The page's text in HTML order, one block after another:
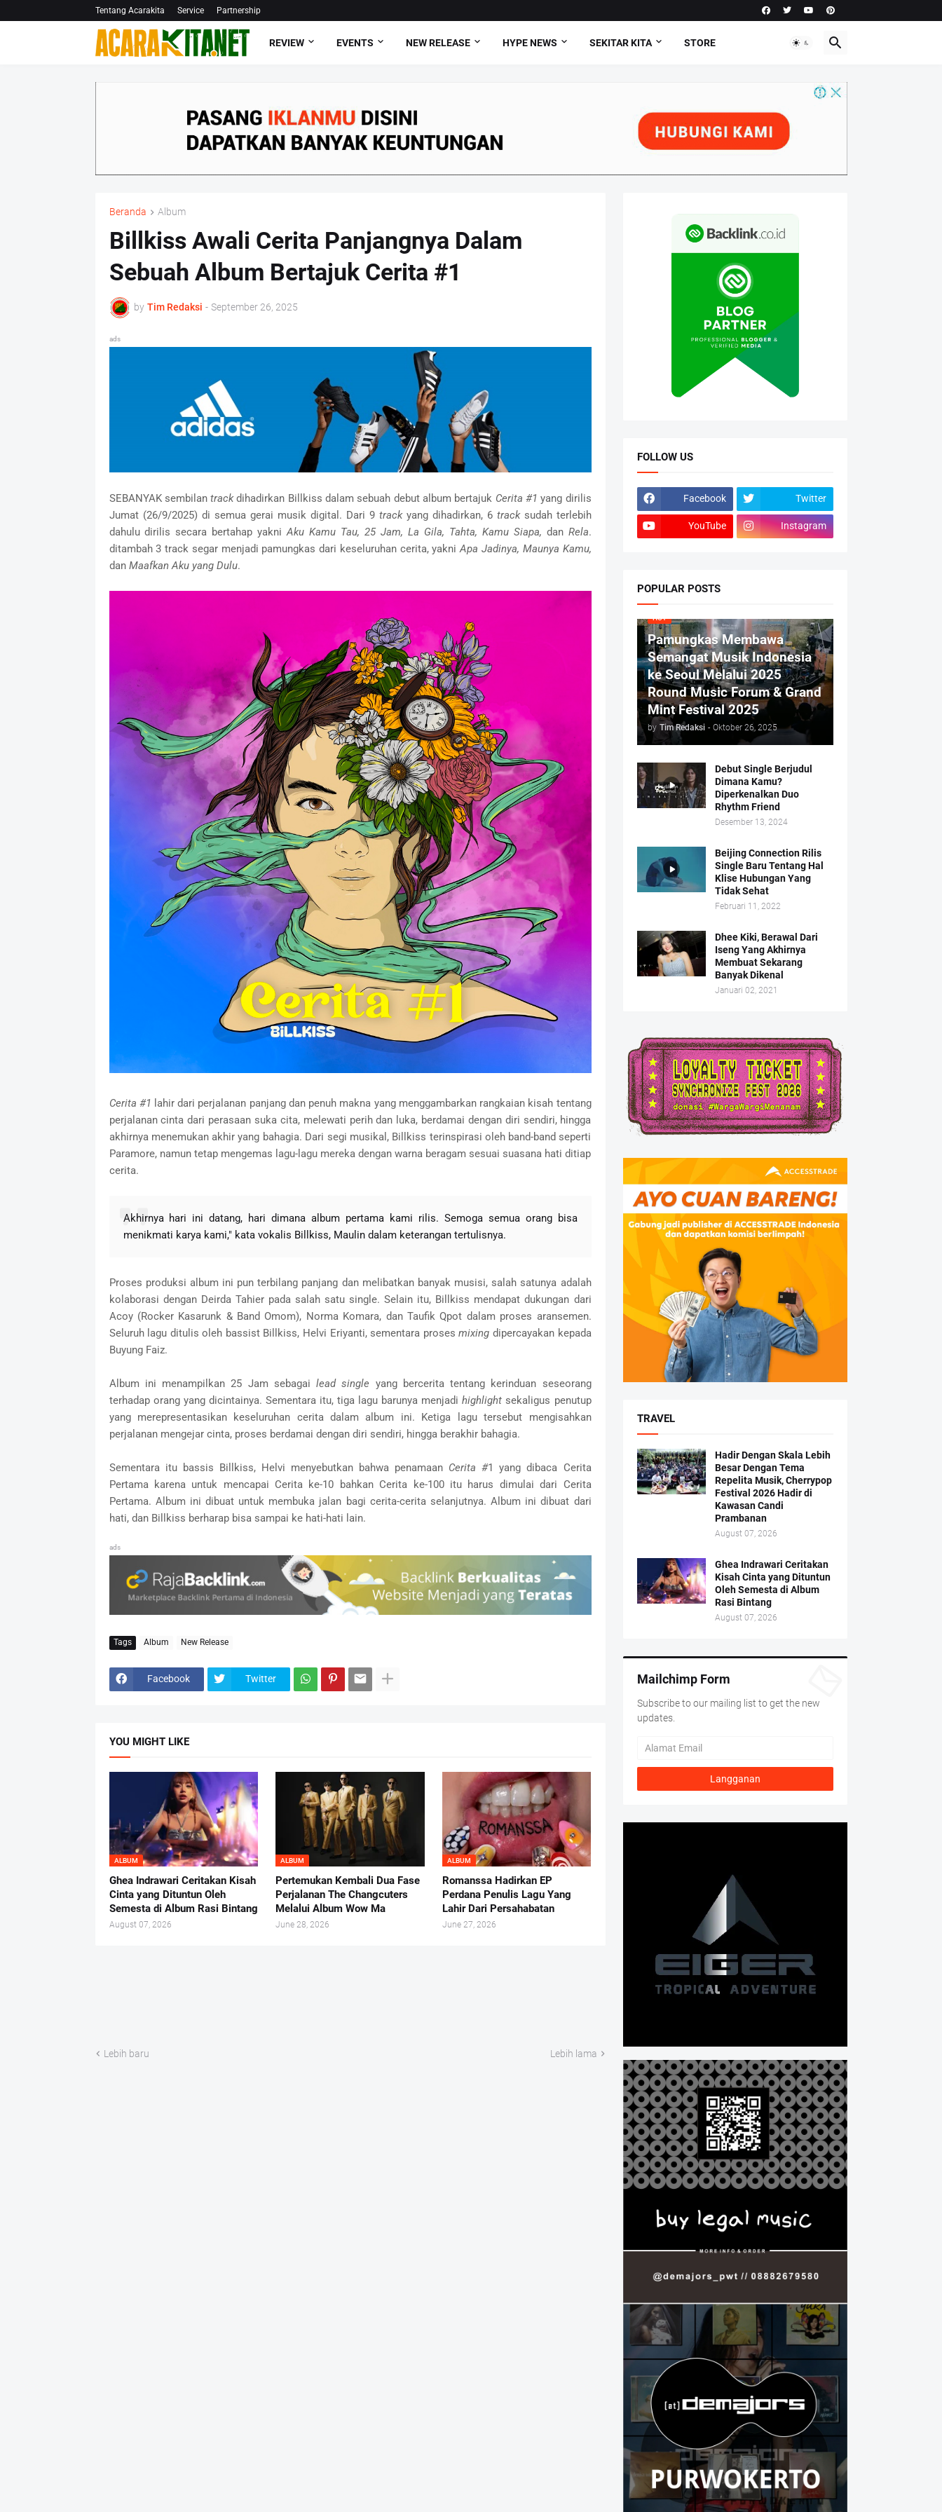
Tentang Acarakita Service Partnership
REVIEW EVENTS NEW RELEASE HYPE NEWS SEKITAR KITA STORE
Beranda Album
Billkiss Awali Cerita Panjangnya Dalam
Sebuah Album Bertajuk Cerita #1
by Tim Redaksi - September 26, 2025
ads
SEBANYAK sembilantrackdihadirkan Billkiss dalam sebuah debut album bertajuk Cerita #1 yang dirilis
Jumat (26/9/2025) di semua gerai musik digital. Dari 9 trackyang dihadirkan, 6 tracksudah terlebih
dahulu dirilis secara bertahap yakniAku Kamu Tau, 25 Jam, La Gila, Tahta, Kamu Siapa, dan Rela.
ditambah 3 track segar menjadi pamungkas dari keseluruhan cerita, yakniApa Jadinya, Maunya Kamu,
dan Maafkan Aku yang Dulu.
Cerita #1 lahir dari perjalanan panjang dan penuh makna yang menggambarkan rangkaian kisah tentang
perjalanan cinta dari perasaan suka cita, melewati perih dan luka, berdamai dengan diri sendiri, hingga
akhirnya menemukan akhir yang bahagia. Dari segi musikal, Billkiss terinspirasi oleh band-band seperti
Paramore, namun tetap mengemas lagu-lagu mereka dengan warna beragam sesuai suasana hati ditiap
cerita.
Akhirnya hari ini datang, hari dimana album pertama kami rilis. Semoga semua orang bisa
menikmati karya kami," kata vokalis Billkiss, Maulin dalam keterangan tertulisnya.
Proses produksi album ini pun terbilang panjang dan melibatkan banyak musisi, salah satunya adalah
kolaborasi dengan Deirda Tahier pada salah satu single. Selain itu, Billkiss mendapat dukungan dari
Acoy (Rocker Kasarunk & Band Omom), Norma Komara, dan Taufik Qpot dalam proses aransemen.
Seluruh lagu ditulis oleh bassist Billkiss, Helvi Eriyanti, sementara prosesmixing dipercayakan kepada
Buyung Faiz.
Album ini menampilkan 25 Jam sebagai lead single yang bercerita tentang kerinduan seseorang
terhadap orang yang dicintainya. Sementara itu, tiga lagu barunya menjadihighlight sekaligus penutup
yang merepresentasikan keseluruhan cerita dalam album ini. Ketiga lagu tersebut mengisahkan
perjalanan mengejar cinta, proses berdamai dengan diri sendiri, hingga berakhir bahagia.
Sementara itu bassis Billkiss, Helvi menyebutkan bahwa penamaan Cerita #1 yang dibaca Cerita
Pertama karena untuk mencapai Cerita ke-10 bahkan Cerita ke-100 itu harus dimulai dari Cerita
Pertama. Album ini dibuat untuk membuka jalan bagi cerita-cerita selanjutnya. Album ini dibuat dari
hati, dan Billkiss berharap bisa sampai ke hati-hati lain.
ads
Tags Album New Release
Facebook Twitter
YOU MIGHT LIKE
ALBUM
Ghea Indrawari Ceritakan Kisah
Cinta yang Dituntun Oleh
Semesta di Album Rasi Bintang
August 07, 2026
ALBUM
Pertemukan Kembali Dua Fase
Perjalanan The Changcuters
Melalui Album Wow Ma
June 28, 2026
ALBUM
Romanssa Hadirkan EP
Perdana Penulis Lagu Yang
Lahir Dari Persahabatan
June 27, 2026
Lebih baru Lebih lama
FOLLOW US
Facebook Twitter
YouTube Instagram
POPULAR POSTS
HOT
Pamungkas Membawa
Semangat Musik Indonesia
ke Seoul Melalui 2025
Round Music Forum & Grand
Mint Festival 2025
by Tim Redaksi - Oktober 26, 2025
Debut Single Berjudul
Dimana Kamu?
Diperkenalkan Duo
Rhythm Friend
Desember 13, 2024
Beijing Connection Rilis
Single Baru Tentang Hal
Klise Hubungan Yang
Tidak Sehat
Februari 11, 2022
Dhee Kiki, Berawal Dari
Iseng Yang Akhirnya
Membuat Sekarang
Banyak Dikenal
Januari 02, 2021
TRAVEL
Hadir Dengan Skala Lebih
Besar Dengan Tema
Repelita Musik, Cherrypop
Festival 2026 Hadir di
Kawasan Candi
Prambanan
August 07, 2026
Ghea Indrawari Ceritakan
Kisah Cinta yang Dituntun
Oleh Semesta di Album
Rasi Bintang
August 07, 2026
Mailchimp Form
Subscribe to our mailing list to get the new
updates.